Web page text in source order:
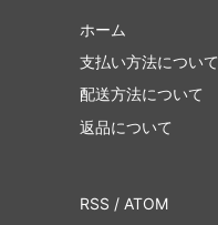
ホーム
支払い方法について
配送方法について
返品について
RSS / ATOM